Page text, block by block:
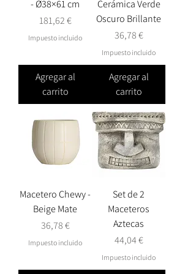
- Ø38×61 cm
Precio
181,62 €
Impuesto incluido
Agregar al
carrito
Cerámica Verde
Oscuro Brillante
Precio
36,78 €
Impuesto incluido
Agregar al
carrito
Macetero Chewy -
Beige Mate
Precio
36,78 €
Impuesto incluido
Set de 2
Maceteros
Aztecas
Precio
44,04 €
Impuesto incluido